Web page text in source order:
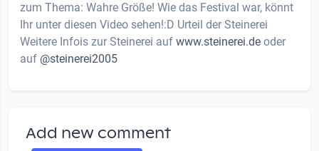
zum Thema: Wahre Größe! Wie das Festival war, könnt
Ihr unter diesen Video sehen!:D Urteil der Steinerei
Weitere Infois zur Steinerei auf www.steinerei.de oder
auf @steinerei2005
Add new comment